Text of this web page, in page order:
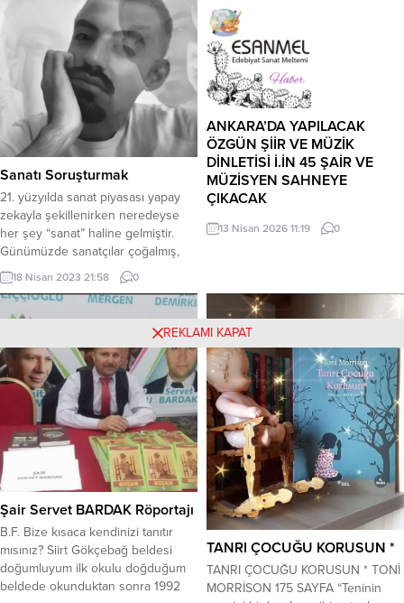
edebilmeniz için içsel rehberinize
ulaştırmaya ve sizi kendinizle
tanıştırıyorum. Güçlü ve zayıf
yönlerinizi bilerek duygularınızı
kontrol ederek her şeyin
üstesinden gelebilirsiniz. Güçlü...
vicdanın sessizliği ise ölümcül.
Herkes kendi günahıyla baş başa
kalacak. Kim kurtulacak, kim yok
olacak?
Sanatı Soruşturmak
21. yüzyılda sanat piyasası yapay
zekayla şekillenirken neredeyse
her şey “sanat” haline gelmiştir.
Günümüzde sanatçılar çoğalmış,
asıl sanatçı olanlar geri plana atılmış
ve özellikle Türkiye’de sanat
piyasası yapmacık eleştirmenler
tarafından yapay sanatçılarla
İstanbul’da sanatın referans
sistemiyle döndüğünün hepimiz
farkındayız. Büyük emek sonucu
bir yerlere gelebilen sanatçı sayısı
çok...
18 Nisan 2023 21:58 0
ANKARA’DA YAPILACAK
ÖZGÜN ŞİİR VE MÜZİK
DİNLETİSİ İ.İN 45 ŞAİR VE
MÜZİSYEN SAHNEYE
ÇIKACAK
KERİM ÖZBEKLER GAZETECİ-
YAZAR-ŞAİR 03 Mayıs 2026 Pazar
Caddesi, Konur 2.Sokak, No.26/4
Kızılay-Ankara adresinde, ASEM
SANAT yöneticileri tarafından
”Özgün Şiir ve Müzik Dinletisi”
tertip edilmiştir. Etkinlikte sahne
alacak sanatçıların isimleri aşağıdaki
şekildedir;Burak Sarı-Gülseren Kılıç-
Hüseyin Karakoç-Hüseyin Kartal-
Hüseyin Yiğit-Okan Aydın-Servet
Yıldız-Tekiner Aksoy-Metin Yılmaz-
Songül Yılmaz-Yüksel Delice-Yavuz
Canpolat. ŞİİR OKUYACAK
ŞAİRLERİN...
13 Nisan 2026 11:19 0
Şair Servet BARDAK Röportajı
B.F. Bize kısaca kendinizi tanıtır
mısınız? Siirt Gökçebağ beldesi
doğumluyum ilk okulu doğduğum
beldede okunduktan sonra 1992
TANRI ÇOCUĞU KORUSUN *
TANRI ÇOCUĞU KORUSUN * TONİ
MORRİSON 175 SAYFA “Teninin
REKLAMI KAPAT